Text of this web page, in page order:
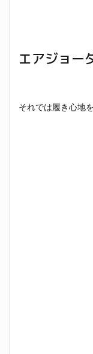
エアジョー
それでは履き心地